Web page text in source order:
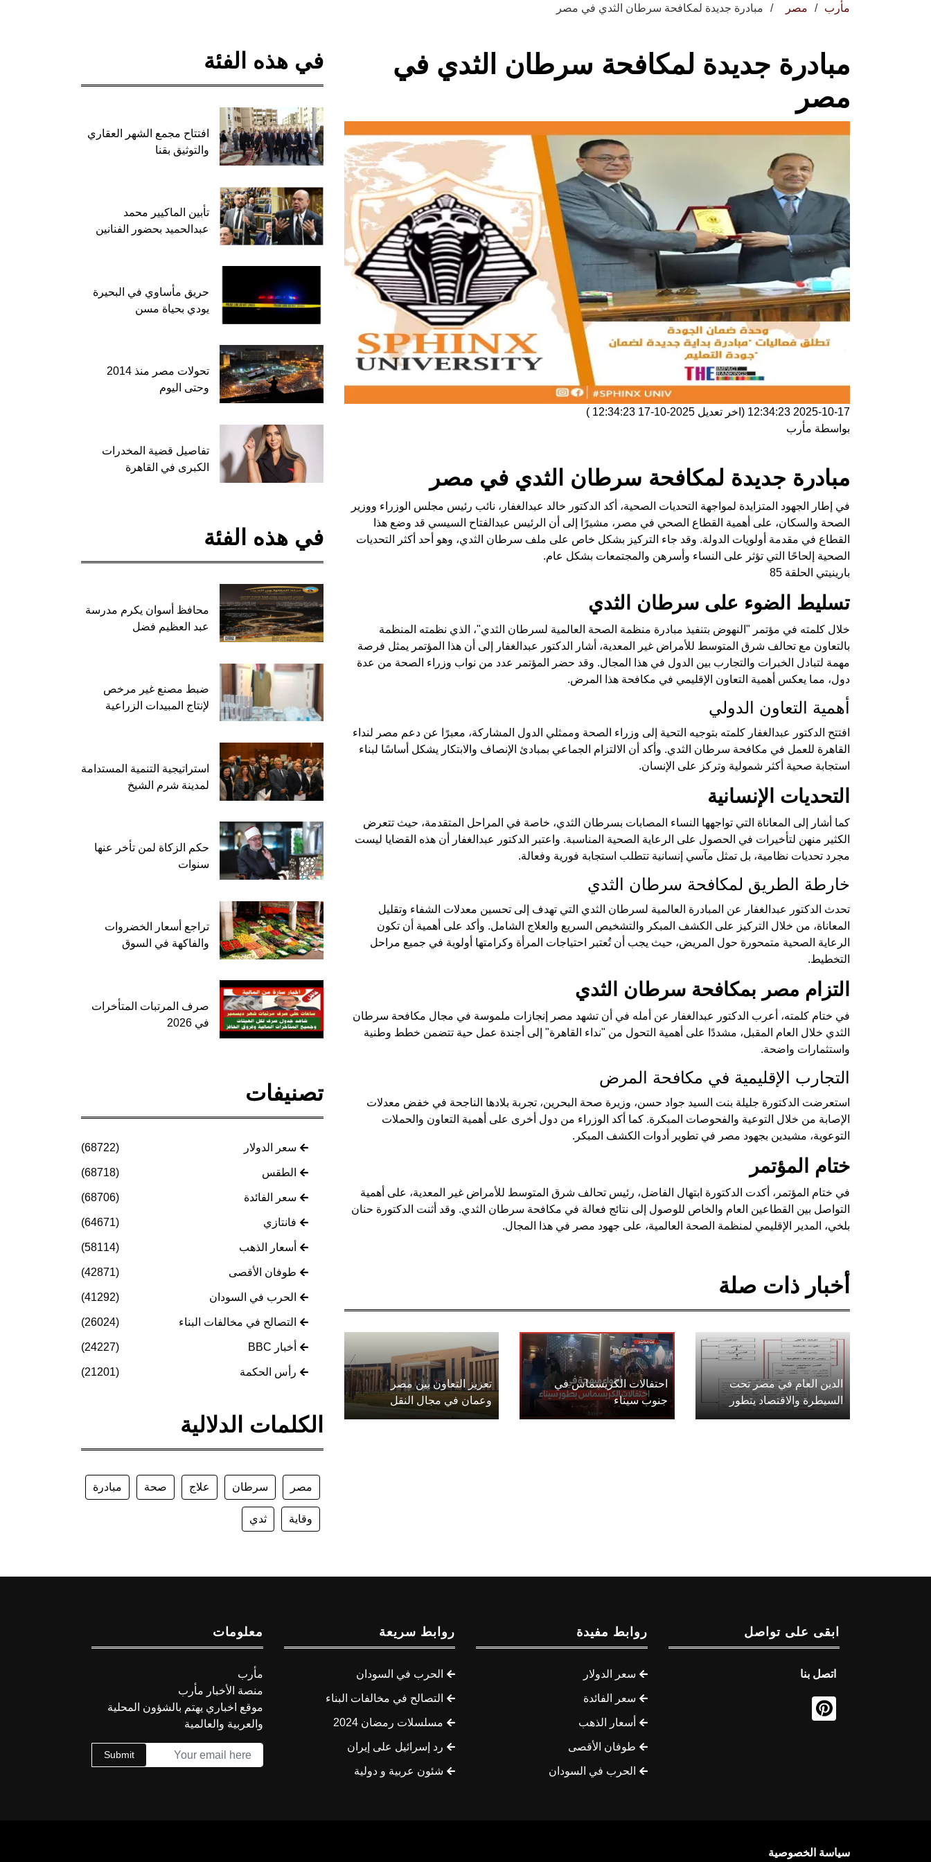
مأرب مصر مبادرة جديدة لمكافحة سرطان الثدي في مصر
مبادرة جديدة لمكافحة سرطان الثدي في
مصر
2025-10-17 12:34:23 (اخر تعديل 2025-10-17 12:34:23
)
بواسطة مأرب
مبادرة جديدة لمكافحة سرطان الثدي في مصر
في إطار الجهود المتزايدة لمواجهة التحديات الصحية، أكد الدكتور خالد عبدالغفار، نائب رئيس مجلس الوزراء ووزير
الصحة والسكان، على أهمية القطاع الصحي في مصر، مشيرًا إلى أن الرئيس عبدالفتاح السيسي قد وضع هذا
القطاع في مقدمة أولويات الدولة. وقد جاء التركيز بشكل خاص على ملف سرطان الثدي، وهو أحد أكثر التحديات
الصحية إلحاحًا التي تؤثر على النساء وأسرهن والمجتمعات بشكل عام.
بارينيتي الحلقة 85
تسليط الضوء على سرطان الثدي
خلال كلمته في مؤتمر "النهوض بتنفيذ مبادرة منظمة الصحة العالمية لسرطان الثدي"، الذي نظمته المنظمة
بالتعاون مع تحالف شرق المتوسط للأمراض غير المعدية، أشار الدكتور عبدالغفار إلى أن هذا المؤتمر يمثل فرصة
مهمة لتبادل الخبرات والتجارب بين الدول في هذا المجال. وقد حضر المؤتمر عدد من نواب وزراء الصحة من عدة
دول، مما يعكس أهمية التعاون الإقليمي في مكافحة هذا المرض.
أهمية التعاون الدولي
افتتح الدكتور عبدالغفار كلمته بتوجيه التحية إلى وزراء الصحة وممثلي الدول المشاركة، معبرًا عن دعم مصر لنداء
القاهرة للعمل في مكافحة سرطان الثدي. وأكد أن الالتزام الجماعي بمبادئ الإنصاف والابتكار يشكل أساسًا لبناء
استجابة صحية أكثر شمولية وتركز على الإنسان.
التحديات الإنسانية
كما أشار إلى المعاناة التي تواجهها النساء المصابات بسرطان الثدي، خاصة في المراحل المتقدمة، حيث تتعرض
الكثير منهن لتأخيرات في الحصول على الرعاية الصحية المناسبة. واعتبر الدكتور عبدالغفار أن هذه القضايا ليست
مجرد تحديات نظامية، بل تمثل مآسي إنسانية تتطلب استجابة فورية وفعالة.
خارطة الطريق لمكافحة سرطان الثدي
تحدث الدكتور عبدالغفار عن المبادرة العالمية لسرطان الثدي التي تهدف إلى تحسين معدلات الشفاء وتقليل
المعاناة، من خلال التركيز على الكشف المبكر والتشخيص السريع والعلاج الشامل. وأكد على أهمية أن تكون
الرعاية الصحية متمحورة حول المريض، حيث يجب أن تُعتبر احتياجات المرأة وكرامتها أولوية في جميع مراحل
التخطيط.
التزام مصر بمكافحة سرطان الثدي
في ختام كلمته، أعرب الدكتور عبدالغفار عن أمله في أن تشهد مصر إنجازات ملموسة في مجال مكافحة سرطان
الثدي خلال العام المقبل، مشددًا على أهمية التحول من "نداء القاهرة" إلى أجندة عمل حية تتضمن خطط وطنية
واستثمارات واضحة.
التجارب الإقليمية في مكافحة المرض
استعرضت الدكتورة جليلة بنت السيد جواد حسن، وزيرة صحة البحرين، تجربة بلادها الناجحة في خفض معدلات
الإصابة من خلال التوعية والفحوصات المبكرة. كما أكد الوزراء من دول أخرى على أهمية التعاون والحملات
التوعوية، مشيدين بجهود مصر في تطوير أدوات الكشف المبكر.
ختام المؤتمر
في ختام المؤتمر، أكدت الدكتورة ابتهال الفاضل، رئيس تحالف شرق المتوسط للأمراض غير المعدية، على أهمية
التواصل بين القطاعين العام والخاص للوصول إلى نتائج فعالة في مكافحة سرطان الثدي. وقد أثنت الدكتورة حنان
بلخي، المدير الإقليمي لمنظمة الصحة العالمية، على جهود مصر في هذا المجال.
أخبار ذات صلة
الدين العام في مصر تحت
السيطرة والاقتصاد يتطور
احتفالات الكريسماس في
جنوب سيناء
تعزيز التعاون بين مصر
وعمان في مجال النقل
في هذه الفئة
افتتاح مجمع الشهر العقاري
والتوثيق بقنا
تأبين الماكيير محمد
عبدالحميد بحضور الفنانين
حريق مأساوي في البحيرة
يودي بحياة مسن
تحولات مصر منذ 2014
وحتى اليوم
تفاصيل قضية المخدرات
الكبرى في القاهرة
في هذه الفئة
محافظ أسوان يكرم مدرسة
عبد العظيم فضل
ضبط مصنع غير مرخص
لإنتاج المبيدات الزراعية
استراتيجية التنمية المستدامة
لمدينة شرم الشيخ
حكم الزكاة لمن تأخر عنها
سنوات
تراجع أسعار الخضروات
والفاكهة في السوق
صرف المرتبات المتأخرات
في 2026
تصنيفات
سعر الدولار (68722)
الطقس (68718)
سعر الفائدة (68706)
فانتازي (64671)
أسعار الذهب (58114)
طوفان الأقصى (42871)
الحرب في السودان (41292)
التصالح في مخالفات البناء (26024)
أخبار BBC (24227)
رأس الحكمة (21201)
الكلمات الدلالية
مصر سرطان علاج صحة مبادرة
وقاية ثدي
ابقى على تواصل
اتصل بنا
روابط مفيدة
سعر الدولار
سعر الفائدة
أسعار الذهب
طوفان الأقصى
الحرب في السودان
روابط سريعة
الحرب في السودان
التصالح في مخالفات البناء
مسلسلات رمضان 2024
رد إسرائيل على إيران
شئون عربية و دولية
معلومات
مأرب
منصة الأخبار مأرب
موقع اخباري يهتم بالشؤون المحلية
والعربية والعالمية
Submit
سياسة الخصوصية